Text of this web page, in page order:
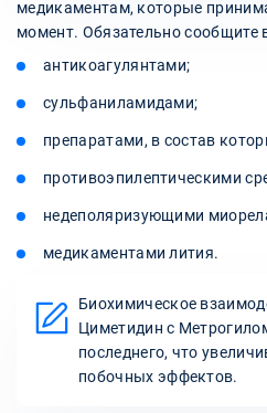
медикаментам, которые
момент. Обязательно сообщите
антикоагулянтами;
сульфаниламидами;
препаратами, в состав
противоэпилептическими
недеполяризующими
медикаментами лития.
Биохимическое
Циметидин с
последнего, что
побочных эффектов.